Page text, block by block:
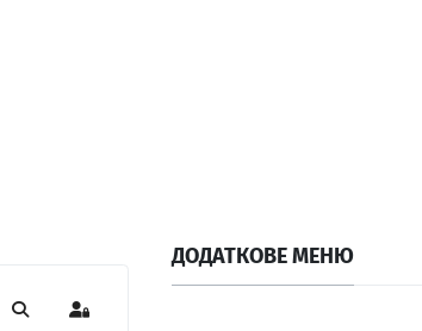
Пошук Sign In
ДОДАТКОВЕ МЕНЮ